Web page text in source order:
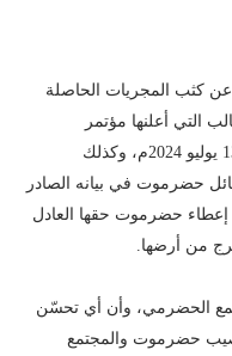
كثب المجريات الحاصلة
أعلنها مؤتمر
حضرموت الجامع في بيانه الصادر بتاريخ 13 يوليو 2024م، وكذلك
حضرموت في بيانه الصادر
حول إعطاء حضرموت حقها العادل
من أرضها.
الحضرمي، وأن أي تحسّن
حضرموت والمجتمع